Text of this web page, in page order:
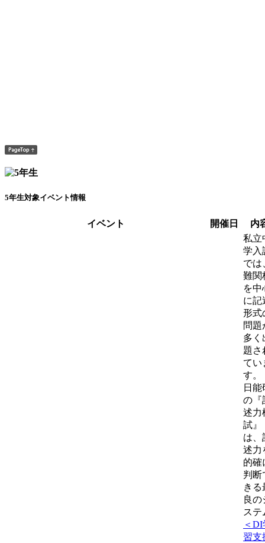
5年生対象イベント情報
イベント 開催日 内
私立
学入
では
難関
を中
に記
形式
問題
多く
題さ
てい
す。
日能
の『
述力
試』
は、
述力
的確
判断
きる
良の
ステ
＜DI
習支